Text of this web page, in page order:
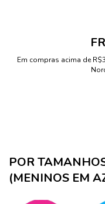
Em compras acima de
POR
(MENINOS EM